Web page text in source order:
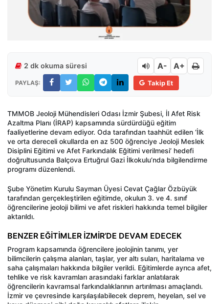
2 dk okuma süresi A- A+
PAYLAŞ: Takip Et
TMMOB Jeoloji Mühendisleri Odası İzmir Şubesi, İl Afet Risk
Azaltma Planı (İRAP) kapsamında sürdürdüğü eğitim
faaliyetlerine devam ediyor. Oda tarafından taahhüt edilen ‘İlk
ve orta dereceli okullarda en az 500 öğrenciye Jeoloji Meslek
Disiplini Eğitimi ve Afet Farkındalık Eğitimi verilmesi’ hedefi
doğrultusunda Balçova Ertuğrul Gazi İlkokulu’nda bilgilendirme
programı düzenlendi.
Şube Yönetim Kurulu Sayman Üyesi Cevat Çağlar Özbüyük
tarafından gerçekleştirilen eğitimde, okulun 3. ve 4. sınıf
öğrencilerine jeoloji bilimi ve afet riskleri hakkında temel bilgiler
aktarıldı.
BENZER EĞİTİMLER İZMİR’DE DEVAM EDECEK
Program kapsamında öğrencilere jeolojinin tanımı, yer
bilimcilerin çalışma alanları, taşlar, yer altı suları, haritalama ve
saha çalışmaları hakkında bilgiler verildi. Eğitimlerde ayrıca afet,
tehlike ve risk kavramları arasındaki farklar anlatılarak
öğrencilerin kavramsal farkındalıklarının artırılması amaçlandı.
İzmir ve çevresinde karşılaşılabilecek deprem, heyelan, sel ve